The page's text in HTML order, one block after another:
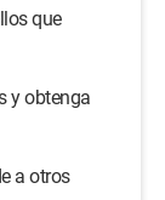
que
y obtenga
a otros